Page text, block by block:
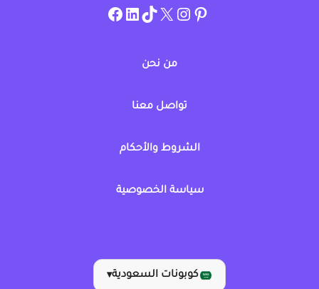
pinterest
allcouponat
twitter
TikTok
linkedin
facebook
من نحن
تواصل معنا
الشروط والأحكام
سياسة الخصوصية
كوبونات السعودية▾